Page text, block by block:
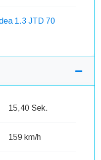
1.3 JTD 70
15,40 Sek.
159 km/h